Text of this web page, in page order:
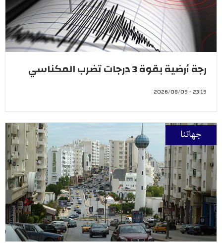
رجة أرضية بقوة 3 درجات تضرب المكناسي
23:19 - 2026/08/09
جهاتنا